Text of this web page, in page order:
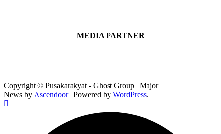
MEDIA PARTNER
Copyright © Pusakarakyat - Ghost Group | Major
News by Ascendoor| Powered by WordPress.